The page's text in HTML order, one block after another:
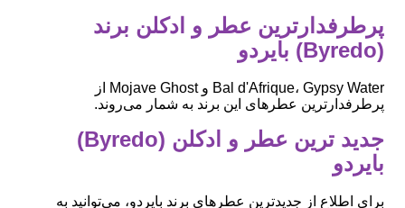
پرطرفدارترین عطر و ادکلن برند
(Byredo) بایردو
Bal d'Afrique، Gypsy Water و Mojave Ghost از
پرطرفدارترین عطرهای این برند به شمار می‌روند.
جدید ترین عطر و ادکلن (Byredo)
بایردو
برای اطلاع از جدیدترین عطرهای برند بایردو، می‌توانید به